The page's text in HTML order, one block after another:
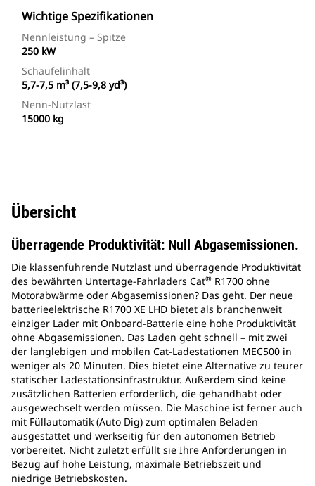
Wichtige Spezifikationen
Nennleistung – Spitze
250 kW
Schaufelinhalt
5,7-7,5 m³ (7,5-9,8 yd³)
Nenn-Nutzlast
15000 kg
Übersicht
Überragende Produktivität: Null Abgasemissionen.
Die klassenführende Nutzlast und überragende Produktivität
des bewährten Untertage-Fahrladers Cat® R1700 ohne
Motorabwärme oder Abgasemissionen? Das geht. Der neue
batterieelektrische R1700 XE LHD bietet als branchenweit
einziger Lader mit Onboard-Batterie eine hohe Produktivität
ohne Abgasemissionen. Das Laden geht schnell – mit zwei
der langlebigen und mobilen Cat-Ladestationen MEC500 in
weniger als 20 Minuten. Dies bietet eine Alternative zu teurer
statischer Ladestationsinfrastruktur. Außerdem sind keine
zusätzlichen Batterien erforderlich, die gehandhabt oder
ausgewechselt werden müssen. Die Maschine ist ferner auch
mit Füllautomatik (Auto Dig) zum optimalen Beladen
ausgestattet und werkseitig für den autonomen Betrieb
vorbereitet. Nicht zuletzt erfüllt sie Ihre Anforderungen in
Bezug auf hohe Leistung, maximale Betriebszeit und
niedrige Betriebskosten.